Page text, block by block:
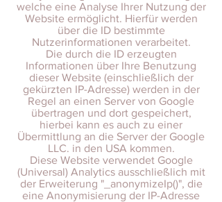
welche eine Analyse Ihrer Nutzung der
Website ermöglicht. Hierfür werden
über die ID bestimmte
Nutzerinformationen verarbeitet.
Die durch die ID erzeugten
Informationen über Ihre Benutzung
dieser Website (einschließlich der
gekürzten IP-Adresse) werden in der
Regel an einen Server von Google
übertragen und dort gespeichert,
hierbei kann es auch zu einer
Übermittlung an die Server der Google
LLC. in den USA kommen.
Diese Website verwendet Google
(Universal) Analytics ausschließlich mit
der Erweiterung "_anonymizeIp()", die
eine Anonymisierung der IP-Adresse